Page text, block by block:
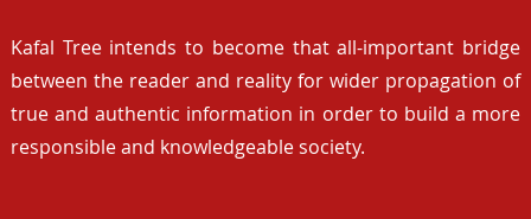
Kafal Tree intends to become that all-important bridge
between the reader and reality for wider propagation of
true and authentic information in order to build a more
responsible and knowledgeable society.